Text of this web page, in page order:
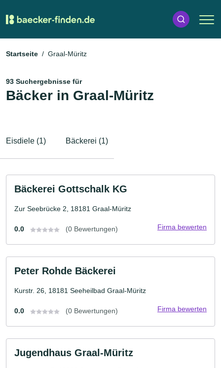
Startseite Graal-Müritz
93 Suchergebnisse für
Bäcker in Graal-Müritz
Eisdiele (1) Bäckerei (1)
Bäckerei Gottschalk KG
Zur Seebrücke 2, 18181 Graal-Müritz
0.0 (0 Bewertungen) Firma bewerten
Peter Rohde Bäckerei
Kurstr. 26, 18181 Seeheilbad Graal-Müritz
0.0 (0 Bewertungen) Firma bewerten
Jugendhaus Graal-Müritz